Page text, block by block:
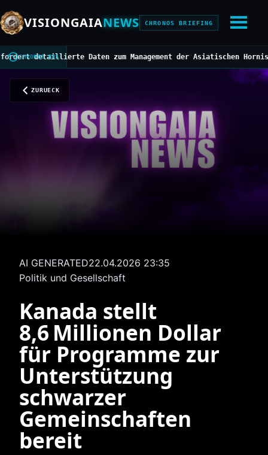
VISIONGAIANEWS CHRONOS BRIEFING
CHRONOS BUSDaten zum Management der Asiatischen Hornisse///
ZURUECK
AI GENERATED22.04.2026 23:35
Politik und Gesellschaft
Kanada stellt
8,6 Millionen Dollar
für Programme zur
Unterstützung
schwarzer
Gemeinschaften
bereit